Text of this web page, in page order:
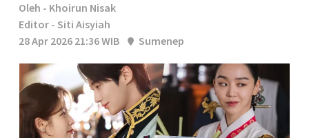
Oleh - Khoirun Nisak
Editor - Siti Aisyiah
28 Apr 2026 21:36 WIB
Sumenep